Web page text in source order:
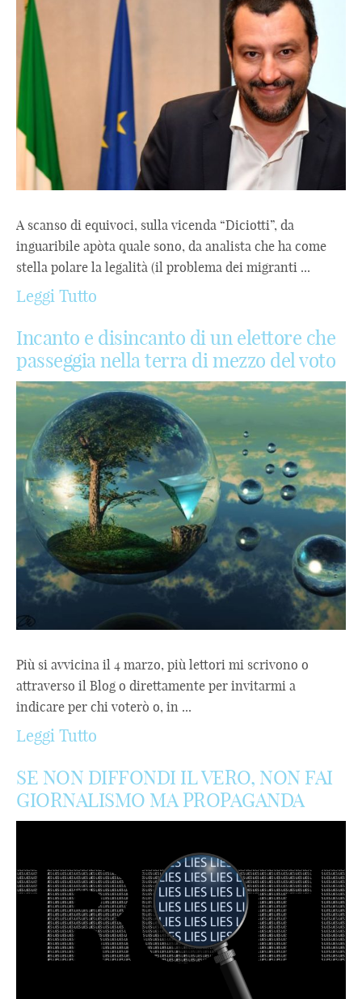
A scanso di equivoci, sulla vicenda “Diciotti”, da
inguaribile apòta quale sono, da analista che ha come
stella polare la legalità (il problema dei migranti ...
Leggi Tutto
Incanto e disincanto di un elettore che
passeggia nella terra di mezzo del voto
Più si avvicina il 4 marzo, più lettori mi scrivono o
attraverso il Blog o direttamente per invitarmi a
indicare per chi voterò o, in ...
Leggi Tutto
SE NON DIFFONDI IL VERO, NON FAI
GIORNALISMO MA PROPAGANDA